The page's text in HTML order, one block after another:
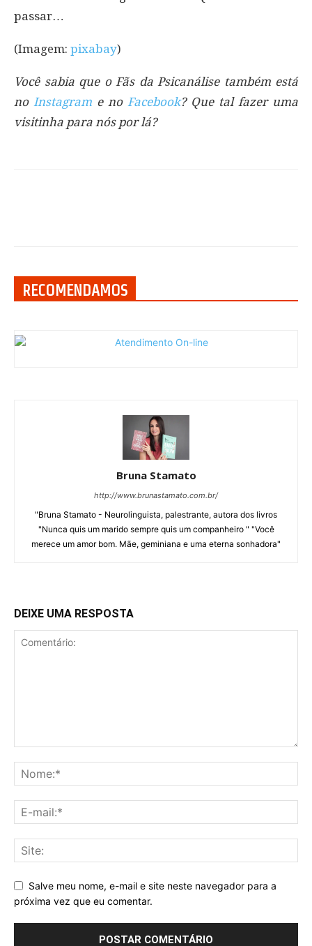
passar…
(Imagem: pixabay)
Você sabia que o Fãs da Psicanálise também está
no Instagrame no Facebook? Que tal fazer uma
visitinha para nós por lá?
RECOMENDAMOS
Bruna Stamato
http://www.brunastamato.com.br/
"Bruna Stamato - Neurolinguista, palestrante, autora dos livros
"Nunca quis um marido sempre quis um companheiro " "Você
merece um amor bom. Mãe, geminiana e uma eterna sonhadora"
DEIXE UMA RESPOSTA
Salve meu nome, e-mail e site neste navegador para a
próxima vez que eu comentar.